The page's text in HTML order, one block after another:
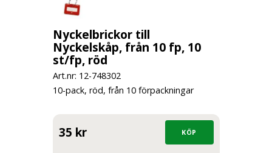
Nyckelbrickor till
Nyckelskåp, från 10 fp, 10
st/fp, röd
Art.nr: 12-748302
10-pack, röd, från 10 förpackningar
35 kr